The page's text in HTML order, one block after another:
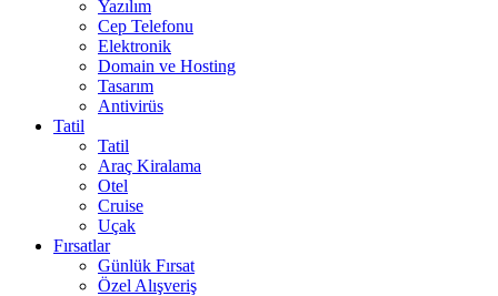
Yazılım
Cep Telefonu
Elektronik
Domain ve Hosting
Tasarım
Antivirüs
Tatil
Tatil
Araç Kiralama
Otel
Cruise
Uçak
Fırsatlar
Günlük Fırsat
Özel Alışveriş